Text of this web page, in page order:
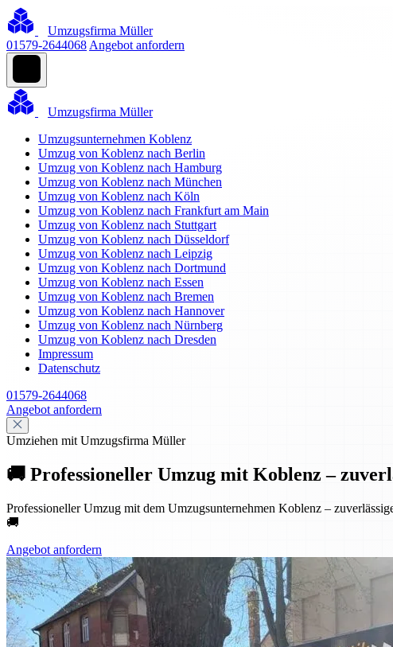
Umzugsfirma Müller
01579-2644068 Angebot anfordern
Umzugsfirma Müller
Umzugsunternehmen Koblenz
Umzug von Koblenz nach Berlin
Umzug von Koblenz nach Hamburg
Umzug von Koblenz nach München
Umzug von Koblenz nach Köln
Umzug von Koblenz nach Frankfurt am Main
Umzug von Koblenz nach Stuttgart
Umzug von Koblenz nach Düsseldorf
Umzug von Koblenz nach Leipzig
Umzug von Koblenz nach Dortmund
Umzug von Koblenz nach Essen
Umzug von Koblenz nach Bremen
Umzug von Koblenz nach Hannover
Umzug von Koblenz nach Nürnberg
Umzug von Koblenz nach Dresden
Impressum
Datenschutz
01579-2644068
Angebot anfordern
Umziehen mit Umzugsfirma Müller
🚚 Professioneller Umzug mit Koblenz –
Professioneller Umzug mit dem Umzugsunternehmen Koblenz –
🚚
Angebot anfordern